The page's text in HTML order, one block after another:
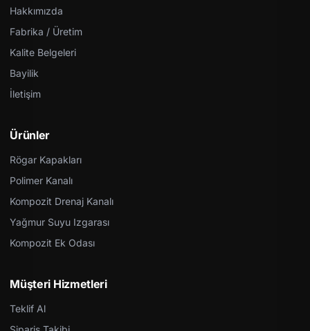
Hakkımızda
Fabrika / Üretim
Kalite Belgeleri
Bayilik
İletişim
Ürünler
Rögar Kapakları
Polimer Kanalı
Kompozit Drenaj Kanalı
Yağmur Suyu Izgarası
Kompozit Ek Odası
Müşteri Hizmetleri
Teklif Al